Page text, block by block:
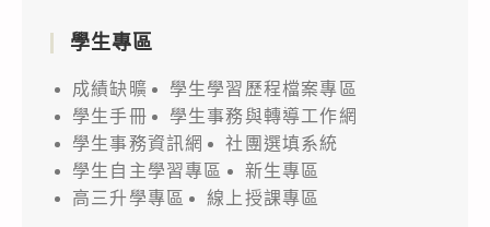
學生專區
成績缺曠
學生學習歷程檔案專區
學生手冊
學生事務與轉導工作網
學生事務資訊網
社團選填系統
學生自主學習專區
新生專區
高三升學專區
線上授課專區